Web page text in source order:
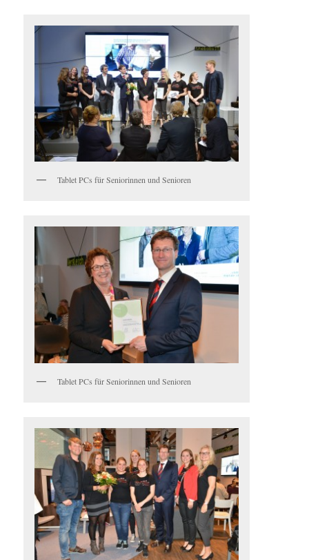
Tablet PCs für Seniorinnen und Senioren
Tablet PCs für Seniorinnen und Senioren